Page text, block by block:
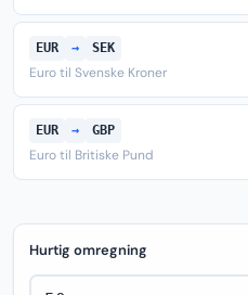
EUR → SEK
Euro til Svenske Kroner
EUR → GBP
Euro til Britiske Pund
Hurtig omregning